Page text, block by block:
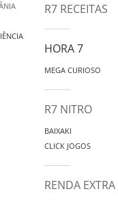
R7 RECEITAS
HORA 7
MEGA CURIOSO
R7 NITRO
BAIXAKI
CLICK JOGOS
RENDA EXTRA